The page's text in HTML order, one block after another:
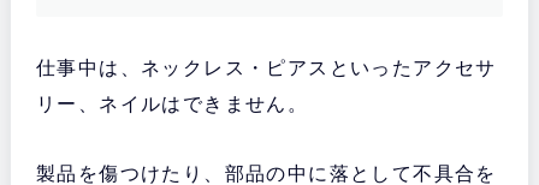
仕事中は、ネックレス・ピアスといったアクセサ
リー、ネイルはできません。
製品を傷つけたり、部品の中に落として不具合を